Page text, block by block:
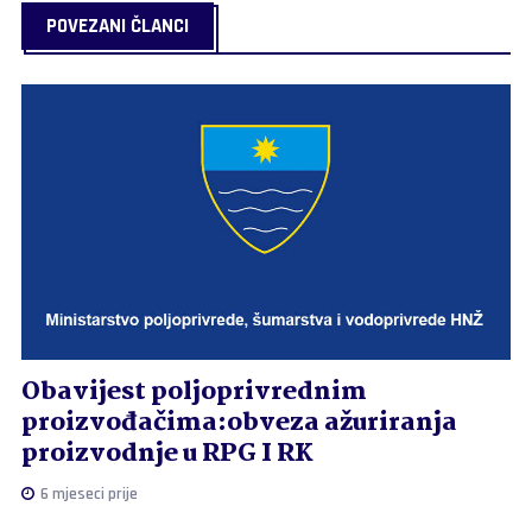
POVEZANI ČLANCI
Obavijest poljoprivrednim
proizvođačima:obveza ažuriranja
proizvodnje u RPG I RK
6 mjeseci prije